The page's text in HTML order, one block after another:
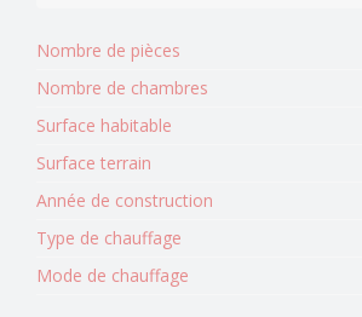
Nombre de pièces
Nombre de chambres
Surface habitable
Surface terrain
Année de construction
Type de chauffage
Mode de chauffage